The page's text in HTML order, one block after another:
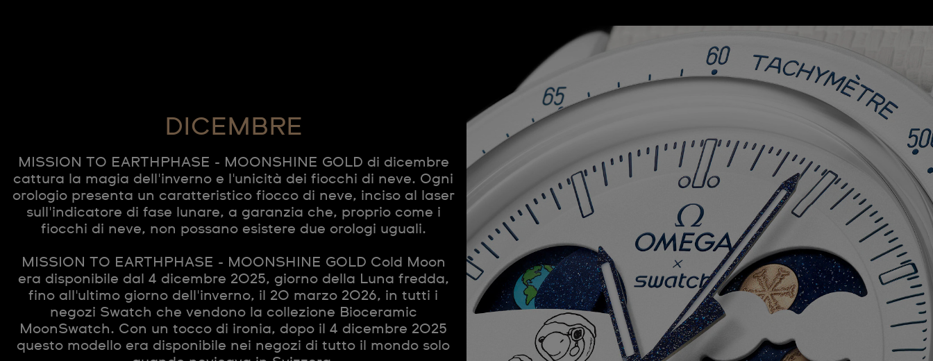
DICEMBRE
MISSION TO EARTHPHASE - MOONSHINE GOLD di dicembre
cattura la magia dell'inverno e l'unicità dei fiocchi di neve. Ogni
orologio presenta un caratteristico fiocco di neve, inciso al laser
sull'indicatore di fase lunare, a garanzia che, proprio come i
fiocchi di neve, non possano esistere due orologi uguali.
MISSION TO EARTHPHASE - MOONSHINE GOLD Cold Moon
era disponibile dal 4 dicembre 2025, giorno della Luna fredda,
fino all'ultimo giorno dell'inverno, il 20 marzo 2026, in tutti i
negozi Swatch che vendono la collezione Bioceramic
MoonSwatch. Con un tocco di ironia, dopo il 4 dicembre 2025
questo modello era disponibile nei negozi di tutto il mondo solo